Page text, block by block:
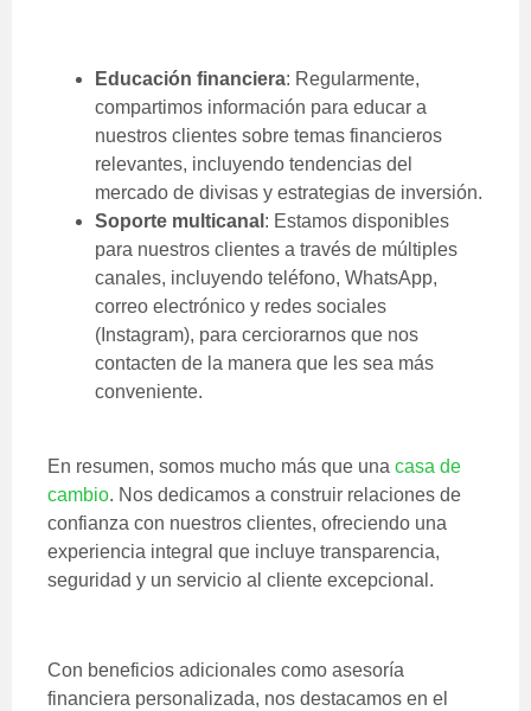
Educación financiera: Regularmente,
compartimos información para educar a
nuestros clientes sobre temas financieros
relevantes, incluyendo tendencias del
mercado de divisas y estrategias de inversión.
Soporte multicanal : Estamos disponibles
para nuestros clientes a través de múltiples
canales, incluyendo teléfono, WhatsApp,
correo electrónico y redes sociales
(Instagram), para cerciorarnos que nos
contacten de la manera que les sea más
conveniente.
En resumen, somos mucho más que una casa de
cambio. Nos dedicamos a construir relaciones de
confianza con nuestros clientes, ofreciendo una
experiencia integral que incluye transparencia,
seguridad y un servicio al cliente excepcional.
Con beneficios adicionales como asesoría
financiera personalizada, nos destacamos en el